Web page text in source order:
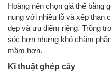
Hoàng nên chọn giá thể bằng
nung với nhiều lỗ và xếp than
đẹp và ưu điểm riêng. Trồng
sóc hơn nhưng khó chăm
mầm hơn.
Kĩ thuật ghép cây